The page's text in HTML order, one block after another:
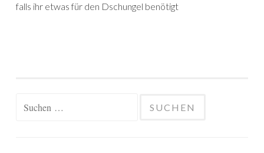
falls ihr etwas für den Dschungel benötigt